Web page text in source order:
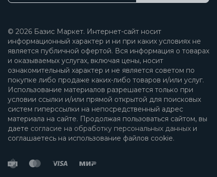
© 2026 Базис Маркет. Интернет-сайт носит
информационный характер и ни при каких условиях не
является публичной офертой. Вся информация о товарах
и оказываемых услугах, включая цены, носит
ознакомительный характер и не является советом по
покупке либо продаже каких-либо товаров и/или услуг.
Использование материалов разрешается только при
условии ссылки и/или прямой открытой для поисковых
систем гиперссылки на непосредственный адрес
материала на сайте. Продолжая пользоваться сайтом, вы
даете согласие на обработку персональных данных и
соглашаетесь на использование файлов cookie.